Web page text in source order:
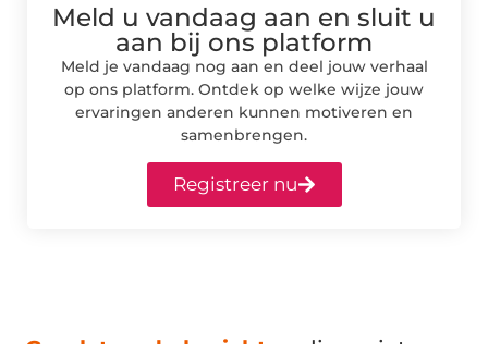
Meld u vandaag aan en sluit u
aan bij ons platform
Meld je vandaag nog aan en deel jouw verhaal
op ons platform. Ontdek op welke wijze jouw
ervaringen anderen kunnen motiveren en
samenbrengen.
Registreer nu